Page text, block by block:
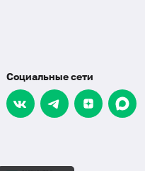
Социальные сети